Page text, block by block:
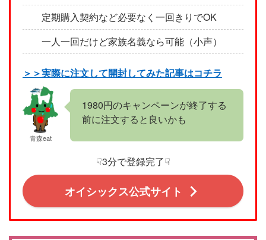
定期購入契約など必要なく一回きりでOK
一人一回だけど家族名義なら可能（小声）
＞＞実際に注文して開封してみた記事はコチラ
青森eat
1980円のキャンペーンが終了する
前に注文すると良いかも
☟3分で登録完了☟
オイシックス公式サイト